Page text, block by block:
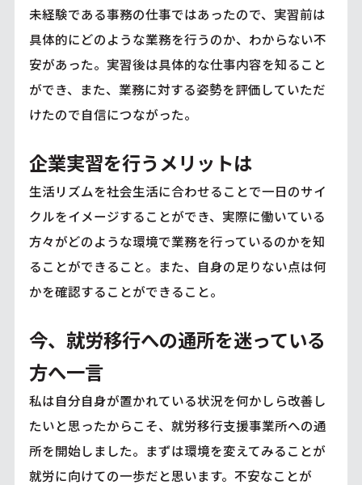
未経験である事務の仕事ではあったので、実習前は
具体的にどのような業務を行うのか、わからない不
安があった。実習後は具体的な仕事内容を知ること
ができ、また、業務に対する姿勢を評価していただ
けたので自信につながった。
企業実習を行うメリットは
生活リズムを社会生活に合わせることで一日のサイ
クルをイメージすることができ、実際に働いている
方々がどのような環境で業務を行っているのかを知
ることができること。また、自身の足りない点は何
かを確認することができること。
今、就労移行への通所を迷っている
方へ一言
私は自分自身が置かれている状況を何かしら改善し
たいと思ったからこそ、就労移行支援事業所への通
所を開始しました。まずは環境を変えてみることが
就労に向けての一歩だと思います。不安なことが